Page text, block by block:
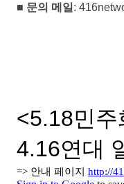
■ 문의 메일 :